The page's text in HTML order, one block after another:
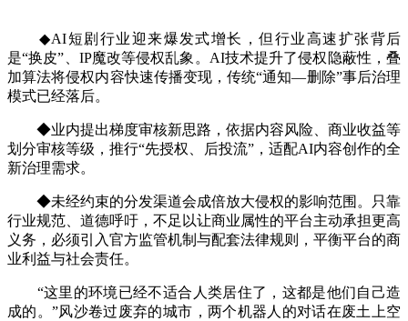
◆AI短剧行业迎来爆发式增长，但行业高速扩张背后
是“换皮”、IP魔改等侵权乱象。AI技术提升了侵权隐蔽性，叠
加算法将侵权内容快速传播变现，传统“通知—删除”事后治理
模式已经落后。
◆业内提出梯度审核新思路，依据内容风险、商业收益等
划分审核等级，推行“先授权、后投流”，适配AI内容创作的全
新治理需求。
◆未经约束的分发渠道会成倍放大侵权的影响范围。只靠
行业规范、道德呼吁，不足以让商业属性的平台主动承担更高
义务，必须引入官方监管机制与配套法律规则，平衡平台的商
业利益与社会责任。
“这里的环境已经不适合人类居住了，这都是他们自己造
成的。”风沙卷过废弃的城市，两个机器人的对话在废土上空